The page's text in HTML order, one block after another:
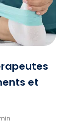
et